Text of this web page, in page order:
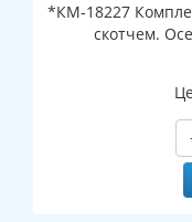
*КМ-18227
скотчем.